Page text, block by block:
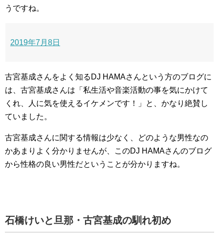
うですね。
2019年7月8日
古宮基成さんをよく知るDJ HAMAさんという方のブログに
は、古宮基成さんは「私生活や音楽活動の事を気にかけて
くれ、人に気を使えるイケメンです！」と、かなり絶賛し
ていました。
古宮基成さんに関する情報は少なく、どのような男性なの
かあまりよく分かりませんが、このDJ HAMAさんのブログ
から性格の良い男性だということが分かりますね。
石橋けいと旦那・古宮基成の馴れ初め